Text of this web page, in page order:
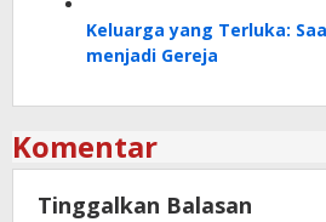
Keluarga yang Terluka:
menjadi Gereja
Komentar
Tinggalkan Balasan